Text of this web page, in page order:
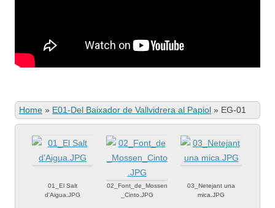
Home » E01-Del Baixador de Vallvidrera al Papiol » EG-01
01_El Salt
d'Aigua.JPG
02_Font_de_Mossen
_Cinto.JPG
03_Netejant una
mica.JPG